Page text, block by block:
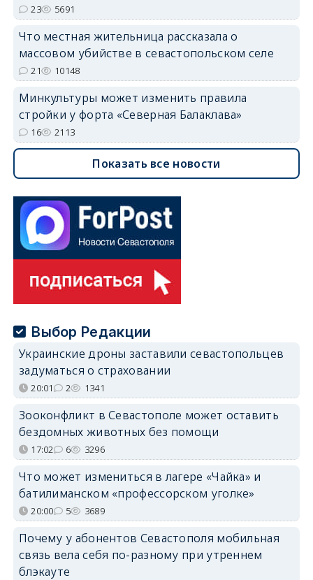
23 5691
Что местная жительница рассказала о
массовом убийстве в севастопольском селе
21 10148
Минкультуры может изменить правила
стройки у форта «Северная Балаклава»
16 2113
Показать все новости
Выбор Редакции
Украинские дроны заставили севастопольцев
задуматься о страховании
20:01 2 1341
Зооконфликт в Севастополе может оставить
бездомных животных без помощи
17:02 6 3296
Что может измениться в лагере «Чайка» и
батилиманском «профессорском уголке»
20:00 5 3689
Почему у абонентов Севастополя мобильная
связь вела себя по-разному при утреннем
блэкауте